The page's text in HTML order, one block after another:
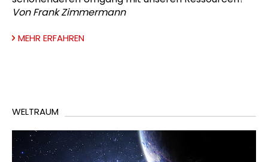
Von Frank Zimmermann
MEHR ERFAHREN
WELTRAUM